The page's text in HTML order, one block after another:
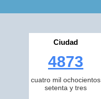
Ciudad
4873
cuatro mil ochocientos
setenta y tres